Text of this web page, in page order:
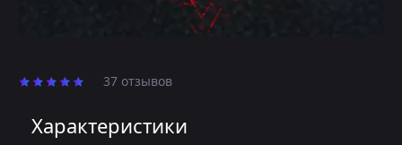
37 отзывов
Характеристики